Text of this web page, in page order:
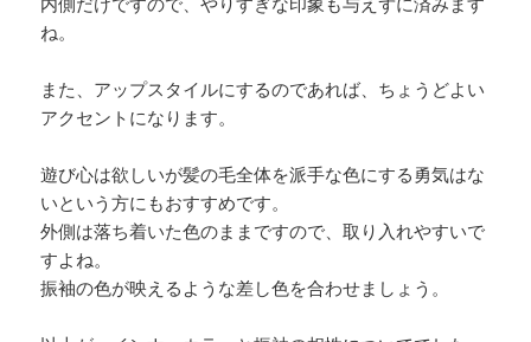
内側だけですので、やりすぎな印象も与えずに済みます
ね。
また、アップスタイルにするのであれば、ちょうどよい
アクセントになります。
遊び心は欲しいが髪の毛全体を派手な色にする勇気はな
いという方にもおすすめです。
外側は落ち着いた色のままですので、取り入れやすいで
すよね。
振袖の色が映えるような差し色を合わせましょう。